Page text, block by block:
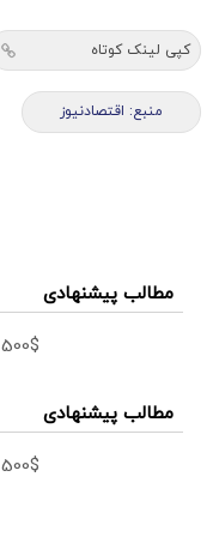
کپی لینک کوتاه
منبع: اقتصادنیوز
مطالب پیشنهادی
500$ هدیه به کاربران جدید،ثبت نام کن
مطالب پیشنهادی
500$ هدیه به کاربران جدید،ثبت نام کن